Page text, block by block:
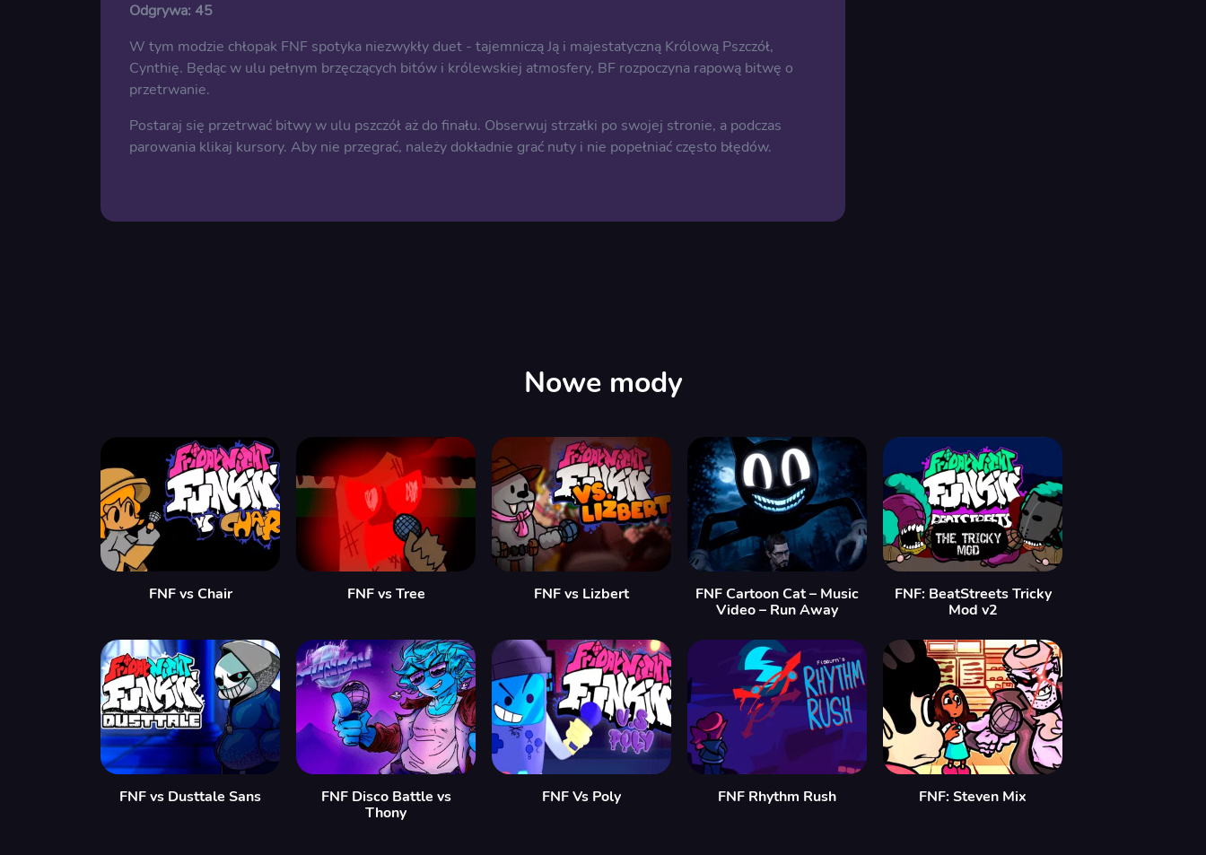
Odgrywa: 45
W tym modzie chłopak FNF spotyka niezwykły duet - tajemniczą Ją i majestatyczną Królową Pszczół,
Cynthię. Będąc w ulu pełnym brzęczących bitów i królewskiej atmosfery, BF rozpoczyna rapową bitwę o
przetrwanie.
Postaraj się przetrwać bitwy w ulu pszczół aż do finału. Obserwuj strzałki po swojej stronie, a podczas
parowania klikaj kursory. Aby nie przegrać, należy dokładnie grać nuty i nie popełniać często błędów.
Nowe mody
FNF vs Chair FNF vs Tree FNF vs Lizbert
FNF Cartoon Cat – Music
Video – Run Away
FNF: BeatStreets Tricky
Mod v2
FNF vs Dusttale Sans
FNF Disco Battle vs
Thony
FNF Vs Poly FNF Rhythm Rush FNF: Steven Mix